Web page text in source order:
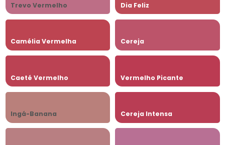
Trevo Vermelho Dia Feliz
Camélia Vermelha Cereja
Caeté Vermelho Vermelho Picante
Ingá-Banana Cereja Intensa